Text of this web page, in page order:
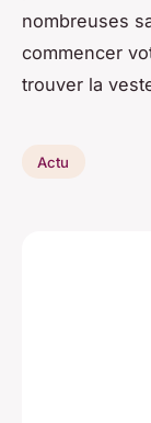
nombreuses
commencer
trouver la
Actu